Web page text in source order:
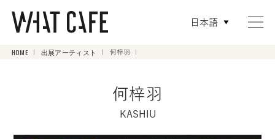
日本語
HOME 出展アーティスト 何梓羽
何梓羽
KASHIU